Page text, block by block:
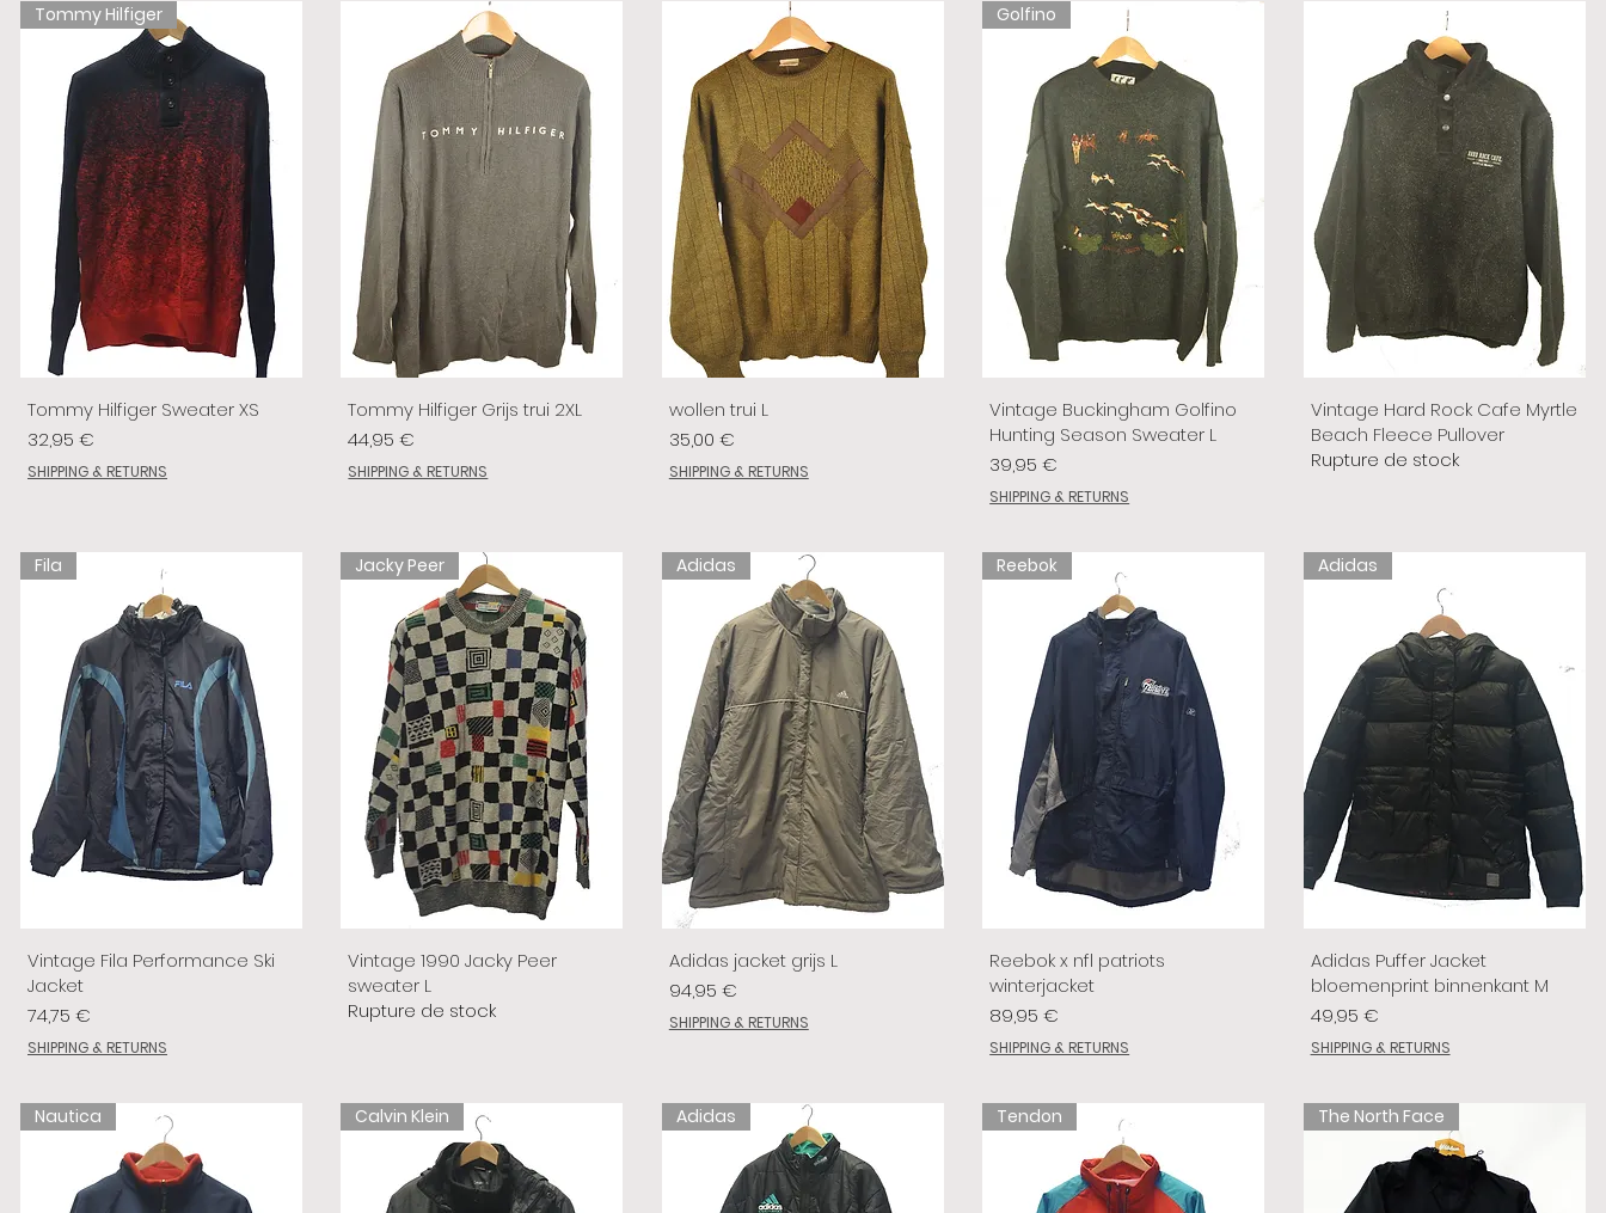
Tommy Hilfiger
Tommy Hilfiger Sweater XS
Prix
32,95 €
SHIPPING & RETURNS
Tommy Hilfiger Grijs trui 2XL
Prix
44,95 €
SHIPPING & RETURNS
wollen trui L
Prix
35,00 €
SHIPPING & RETURNS
Golfino
Vintage Buckingham Golfino
Hunting Season Sweater L
Prix
39,95 €
SHIPPING & RETURNS
Vintage Hard Rock Cafe Myrtle
Beach Fleece Pullover
Rupture de stock
Fila
Vintage Fila Performance Ski
Jacket
Prix
74,75 €
SHIPPING & RETURNS
Jacky Peer
Vintage 1990 Jacky Peer
sweater L
Rupture de stock
Adidas
Adidas jacket grijs L
Prix
94,95 €
SHIPPING & RETURNS
Reebok
Reebok x nfl patriots
winterjacket
Prix
89,95 €
SHIPPING & RETURNS
Adidas
Adidas Puffer Jacket
bloemenprint binnenkant M
Prix
49,95 €
SHIPPING & RETURNS
Nautica Calvin Klein Adidas Tendon The North Face